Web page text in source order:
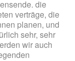
die
verträge, die
planen, und
sehr, sehr
wir auch